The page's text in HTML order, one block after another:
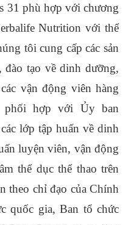
31 phù hợp với chương
Nutrition với thể
tôi cung cấp các sản
đào tạo về dinh dưỡng,
vận động viên hàng
phối hợp với Ủy ban
lớp tập huấn về dinh
luyện viên, vận động
thể dục thể thao trên
theo chỉ đạo của Chính
quốc gia, Ban tổ chức